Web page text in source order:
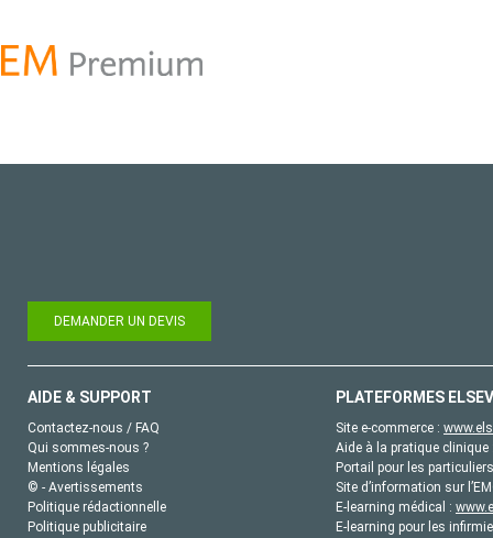
DEMANDER UN DEVIS
AIDE & SUPPORT
Contactez-nous / FAQ
Qui sommes-nous ?
Mentions légales
© - Avertissements
Politique rédactionnelle
Politique publicitaire
PLATEFORMES
Site e-commerce :
Aide à la pratique
Portail pour les
Site d’information sur
E-learning médical :
E-learning pour les